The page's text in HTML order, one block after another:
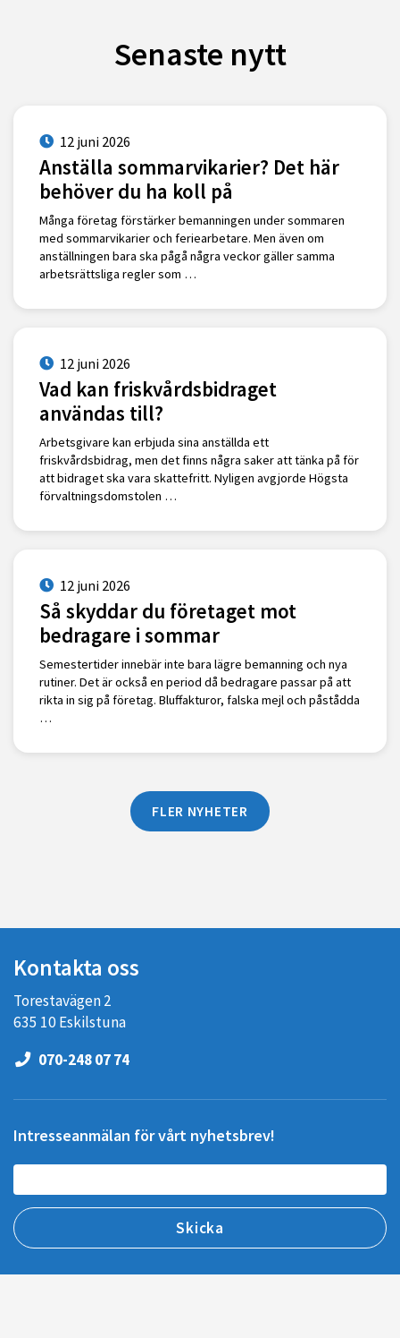
Senaste nytt
12 juni 2026
Anställa sommarvikarier? Det här
behöver du ha koll på
Många företag förstärker bemanningen under sommaren
med sommarvikarier och feriearbetare. Men även om
anställningen bara ska pågå några veckor gäller samma
arbetsrättsliga regler som …
12 juni 2026
Vad kan friskvårdsbidraget
användas till?
Arbetsgivare kan erbjuda sina anställda ett
friskvårdsbidrag, men det finns några saker att tänka på för
att bidraget ska vara skattefritt. Nyligen avgjorde Högsta
förvaltningsdomstolen …
12 juni 2026
Så skyddar du företaget mot
bedragare i sommar
Semestertider innebär inte bara lägre bemanning och nya
rutiner. Det är också en period då bedragare passar på att
rikta in sig på företag. Bluffakturor, falska mejl och påstådda
…
FLER NYHETER
Kontakta oss
Torestavägen 2
635 10 Eskilstuna
070-248 07 74
Intresseanmälan för vårt nyhetsbrev!